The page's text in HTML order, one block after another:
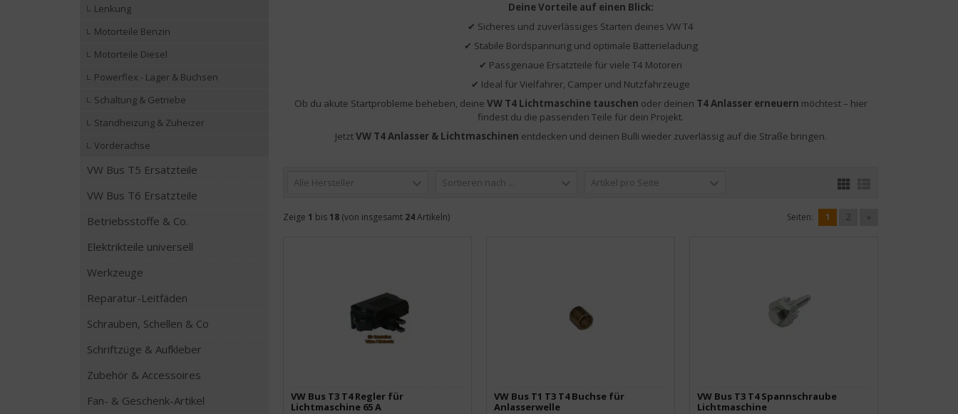
Deine Vorteile auf einen Blick:
✔ Sicheres und zuverlässiges Starten deines VW T4
✔ Stabile Bordspannung und optimale Batterieladung
✔ Passgenaue Ersatzteile für viele T4 Motoren
✔ Ideal für Vielfahrer, Camper und Nutzfahrzeuge
Ob du akute Startprobleme beheben, deine VW T4 Lichtmaschine tauschen oder deinen T4 Anlasser erneuern möchtest – hier
findest du die passenden Teile für dein Projekt.
JetztVW T4 Anlasser & Lichtmaschinen entdecken und deinen Bulli wieder zuverlässig auf die Straße bringen.
Alle Hersteller Sortieren nach ... Artikel pro Seite
Zeige 1 bis 18 (von insgesamt 24Artikeln) Seiten: 1 2 »
VW Bus T3 T4 Regler für
Lichtmaschine 65 A
VW Bus T1 T3 T4 Buchse für
Anlasserwelle
VW Bus T3 T4 Spannschraube
Lichtmaschine
Lenkung
Motorteile Benzin
Motorteile Diesel
Powerflex - Lager & Buchsen
Schaltung & Getriebe
Standheizung & Zuheizer
Vorderachse
VW Bus T5 Ersatzteile
VW Bus T6 Ersatzteile
Betriebsstoffe & Co.
Elektrikteile universell
Werkzeuge
Reparatur-Leitfäden
Schrauben, Schellen & Co
Schriftzüge & Aufkleber
Zubehör & Accessoires
Fan- & Geschenk-Artikel